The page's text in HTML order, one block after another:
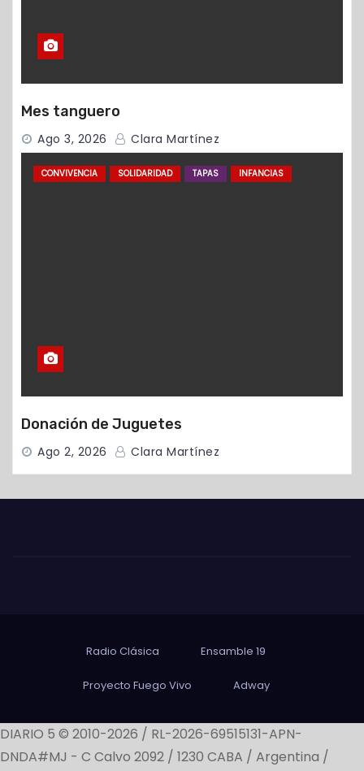
Mes tanguero
Ago 3, 2026 Clara Martínez
CONVIVENCIA SOLIDARIDAD TAPAS INFANCIAS
Donación de Juguetes
Ago 2, 2026 Clara Martínez
Radio Clásica Ensamble 19
Proyecto Fuego Vivo Adway
DIARIO 5 © 2010-2026 / RL-2026-69515131-APN-
DNDA#MJ - C Calvo 2092 / 1230 CABA / Argentina /